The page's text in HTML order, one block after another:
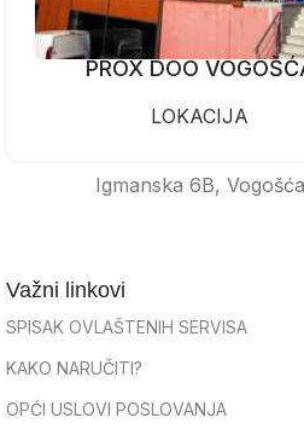
PROX DOO
LOKACIJA
Igmanska 6B, Vogošća
Važni linkovi
SPISAK OVLAŠTENIH SERVISA
KAKO NARUČITI?
OPĆI USLOVI POSLOVANJA